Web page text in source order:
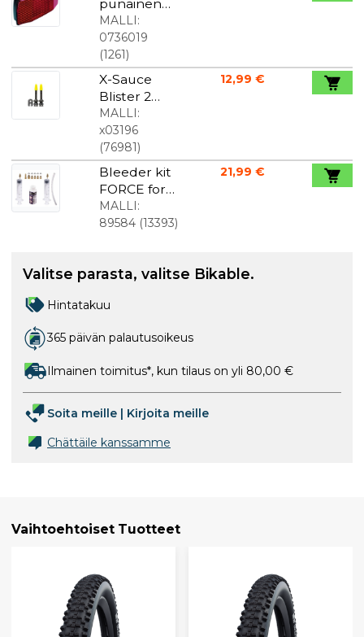
punainen
tavarateline
eseen
MALLI:
0736019
(1261)
X-Sauce
Blister 2
Tubeless
Presta
venttiilit
40mm
MALLI:
x03196
(76981)
12,99 €
Bleeder kit
FORCE for
SHIMANO,
TEKTRO,
MALLI:
89584(13393)
21,99 €
Valitse parasta, valitse Bikable.
Hintatakuu
365 päivän palautusoikeus
Ilmainen toimitus*, kun tilaus on yli 80,00 €
Soita meille | Kirjoita meille
Chättäile kanssamme
Vaihtoehtoiset Tuotteet